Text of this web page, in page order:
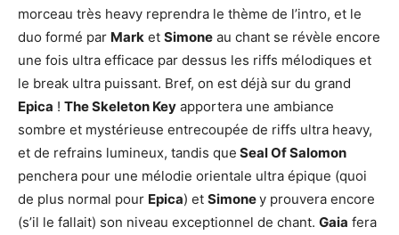
morceau très heavy reprendra le thème de l’intro, et le
duo formé par Mark et Simone au chant se révèle encore
une fois ultra efficace par dessus les riffs mélodiques et
le break ultra puissant. Bref, on est déjà sur du grand
Epica ! The Skeleton Key apportera une ambiance
sombre et mystérieuse entrecoupée de riffs ultra heavy,
et de refrains lumineux, tandis que Seal Of Salomon
penchera pour une mélodie orientale ultra épique (quoi
de plus normal pour Epica) et Simoney prouvera encore
(s’il le fallait) son niveau exceptionnel de chant. Gaia fera